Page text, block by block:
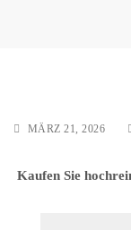
MÄRZ 21, 2026
Kaufen Sie